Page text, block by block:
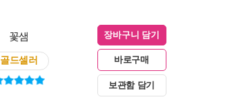
꽃샘
골드셀러
장바구니 담기
바로구매
보관함 담기